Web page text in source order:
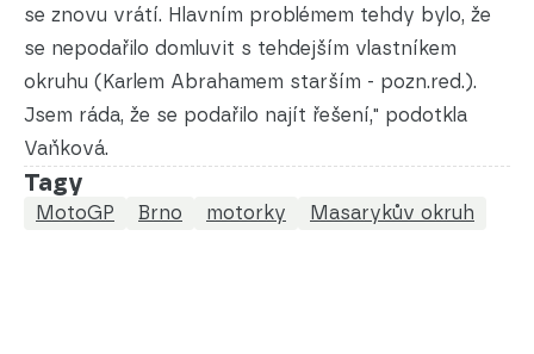
se znovu vrátí. Hlavním problémem tehdy bylo, že
se nepodařilo domluvit s tehdejším vlastníkem
okruhu (Karlem Abrahamem starším - pozn.red.).
Jsem ráda, že se podařilo najít řešení," podotkla
Vaňková.
Tagy
MotoGP Brno motorky Masarykův okruh